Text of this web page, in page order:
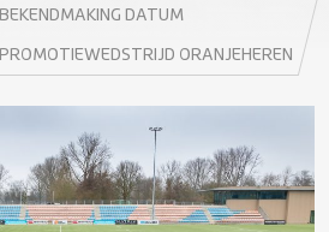
BEKENDMAKING DATUM
PROMOTIEWEDSTRIJD ORANJEHEREN